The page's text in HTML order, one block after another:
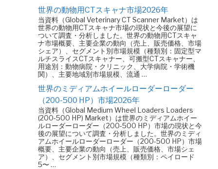
世界の動物用CTスキャナ市場2026年
当資料（Global Veterinary CT Scanner Market）は
世界の動物用CTスキャナ市場の現状と今後の展望に
ついて調査・分析しました。世界の動物用CTスキャ
ナ市場概要、主要企業の動向（売上、販売価格、市場
シェア）、セグメント別市場規模（種類別：固定型マ
ルチスライスCTスキャナー、可搬型CTスキャナー、
用途別：動物病院・クリニック、大学病院・学術機
関）、主要地域別市場規模、流通 …
世界のミディアムホイールローダーローダー
（200-500 HP）市場2026年
当資料（Global Medium Wheel Loaders Loaders
(200-500 HP) Market）は世界のミディアムホイー
ルローダーローダー（200-500 HP）市場の現状と今
後の展望について調査・分析しました。世界のミディ
アムホイールローダーローダー（200-500 HP）市場
概要、主要企業の動向（売上、販売価格、市場シェ
ア）、セグメント別市場規模（種類別：ペイロード
5〜 …